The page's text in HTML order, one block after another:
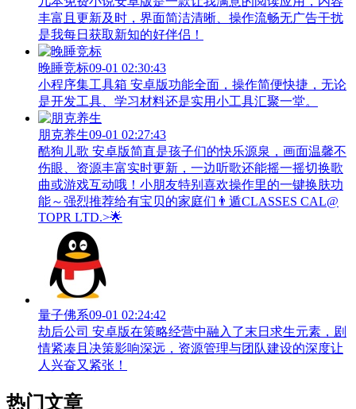
丰富且更新及时，界面简洁清晰、操作流畅无广告干扰
是我每日获取新知的好伴侣！
晚睡竞标09-01 02:30:43
小程序集工具箱 安卓版功能全面，操作简便快捷，无论
是开发工具、学习材料还是实用小工具汇聚一堂。
朋克养生09-01 02:27:43
酷狗儿歌 安卓版简直是孩子们的快乐源泉，画面温馨不
伤眼、资源丰富实时更新，一边听歌还能摇一摇切换歌
曲或游戏互动哦！小朋友特别喜欢操作里的一键换肤功
能～强烈推荐给有宝贝的家庭们👨‍遁️CLASSES CAL@
TOPR LTD.>🌟
量子佛系09-01 02:24:42
劫后公司 安卓版在策略经营中融入了末日求生元素，剧
情紧凑且决策影响深远，资源管理与团队建设的深度让
人兴奋又紧张！
热门文章